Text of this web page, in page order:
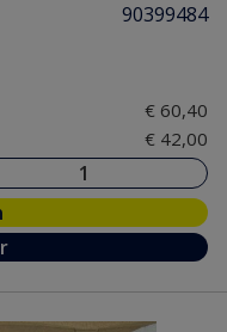
90399484
€ 60,40
€ 42,00